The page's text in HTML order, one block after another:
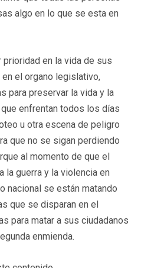
algo en lo que se esta en
en la vida de sus
el organo legislativo,
para preservar la vida y la
enfrentan todos los días
u otra escena de peligro
que no se sigan perdiendo
al momento de que el
la guerra y la violencia en
nacional se están matando
que se disparan en el
para matar a sus ciudadanos
enmienda.